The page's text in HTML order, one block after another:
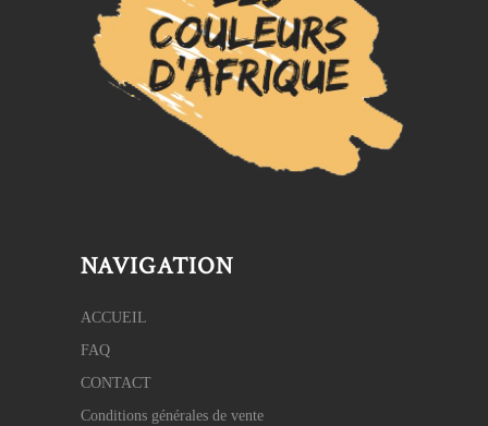
NAVIGATION
ACCUEIL
FAQ
CONTACT
Conditions générales de vente